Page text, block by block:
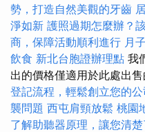
勢，打造自然美觀的牙齒
淨如新 護照過期怎麼辦？
商，保障活動順利進行 月
飲食 新北台胞證辦理點 我
出的價格僅適用於此處出售
登記流程，輕鬆創立您的公
襲問題 西屯肩頸放鬆 桃園
了解助聽器原理，讓您清